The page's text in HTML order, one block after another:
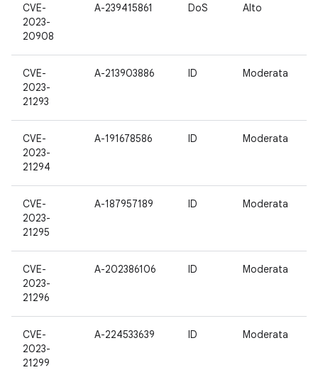
CVE-
2023-
20908
A-239415861 DoS Alto
CVE-
2023-
21293
A-213903886 ID Moderata
CVE-
2023-
21294
A-191678586 ID Moderata
CVE-
2023-
21295
A-187957189 ID Moderata
CVE-
2023-
21296
A-202386106 ID Moderata
CVE-
2023-
21299
A-224533639 ID Moderata